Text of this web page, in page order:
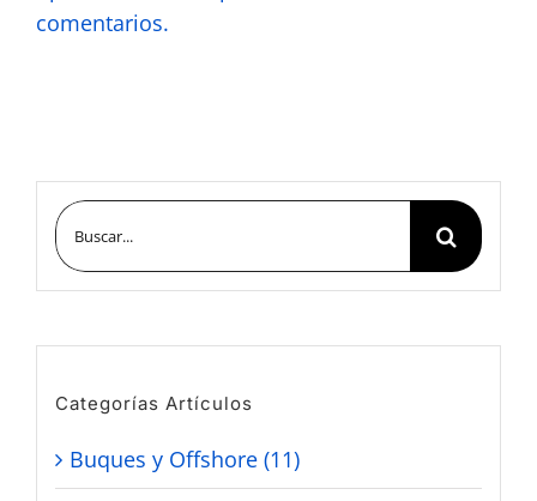
comentarios.
Buscar:
Categorías Artículos
Buques y Offshore (11)